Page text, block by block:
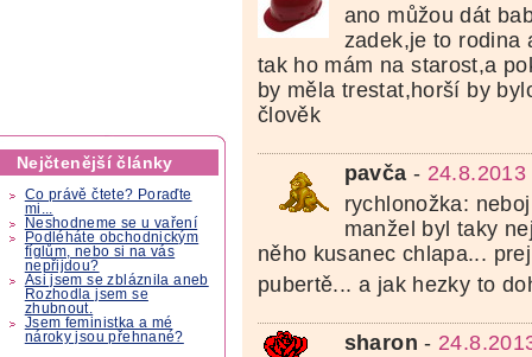
Nejčtenější články
Co právě čtete? Poraďte
mi...
Neshodneme se u vaření
Podléháte obchodnickým
fíglům, nebo si na vás
nepřijdou?
Asi jsem se zbláznila aneb
Rozhodla jsem se
zhubnout.
Jsem feministka a mé
nároky jsou přehnané?
ano můžou dát
zadek,je to rodina
tak ho mám na starost,a
by měla trestat,horší by
člověk
pavča -
rychlonožka:
manžel byl taky
něho kusanec chlapa...
pubertě... a jak hezky to
sharon -